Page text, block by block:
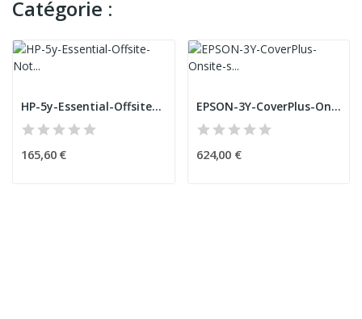
Catégorie :
HP-5y-Essential-Offsite-Notebook
165,60 €
EPSON-3Y-CoverPlus-Onsite-service-forï¿½-SC-P7000
624,00 €